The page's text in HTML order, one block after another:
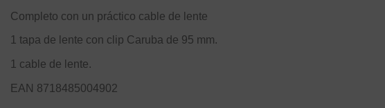
Completo con un práctico cable de lente
1 tapa de lente con clip Caruba de 95 mm.
1 cable de lente.
EAN 8718485004902